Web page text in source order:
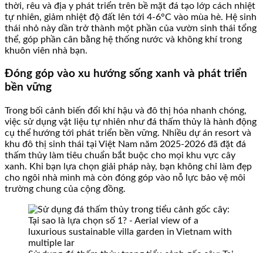
thời, rêu và địa y phát triển trên bề mặt đá tạo lớp cách nhiệt
tự nhiên, giảm nhiệt độ đất lên tới 4-6°C vào mùa hè. Hệ sinh
thái nhỏ này dần trở thành một phần của vườn sinh thái tổng
thể, góp phần cân bằng hệ thống nước và không khí trong
khuôn viên nhà bạn.
Đóng góp vào xu hướng sống xanh và phát triển
bền vững
Trong bối cảnh biến đổi khí hậu và đô thị hóa nhanh chóng,
việc sử dụng vật liệu tự nhiên như đá thấm thủy là hành động
cụ thể hướng tới phát triển bền vững. Nhiều dự án resort và
khu đô thị sinh thái tại Việt Nam năm 2025-2026 đã đặt đá
thấm thủy làm tiêu chuẩn bắt buộc cho mọi khu vực cây
xanh. Khi bạn lựa chọn giải pháp này, bạn không chỉ làm đẹp
cho ngôi nhà mình mà còn đóng góp vào nỗ lực bảo vệ môi
trường chung của cộng đồng.